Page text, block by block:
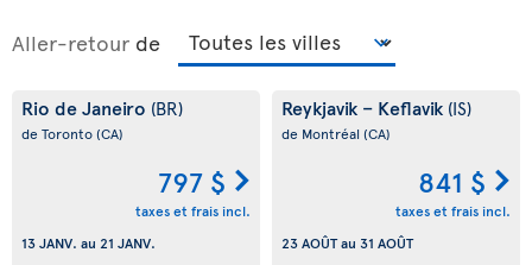
Aller-retour de
Rio de Janeiro (BR)
de Toronto(CA)
797 $
taxes et frais incl.
13 JANV. au 21 JANV.
Reykjavik – Keflavik (IS)
de Montréal (CA)
841 $
taxes et frais incl.
23 AOÛTau 31 AOÛT